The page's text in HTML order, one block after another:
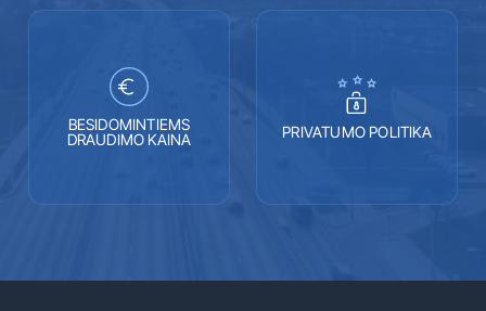
BESIDOMINTIEMS
DRAUDIMO KAINA
PRIVATUMO POLITIKA